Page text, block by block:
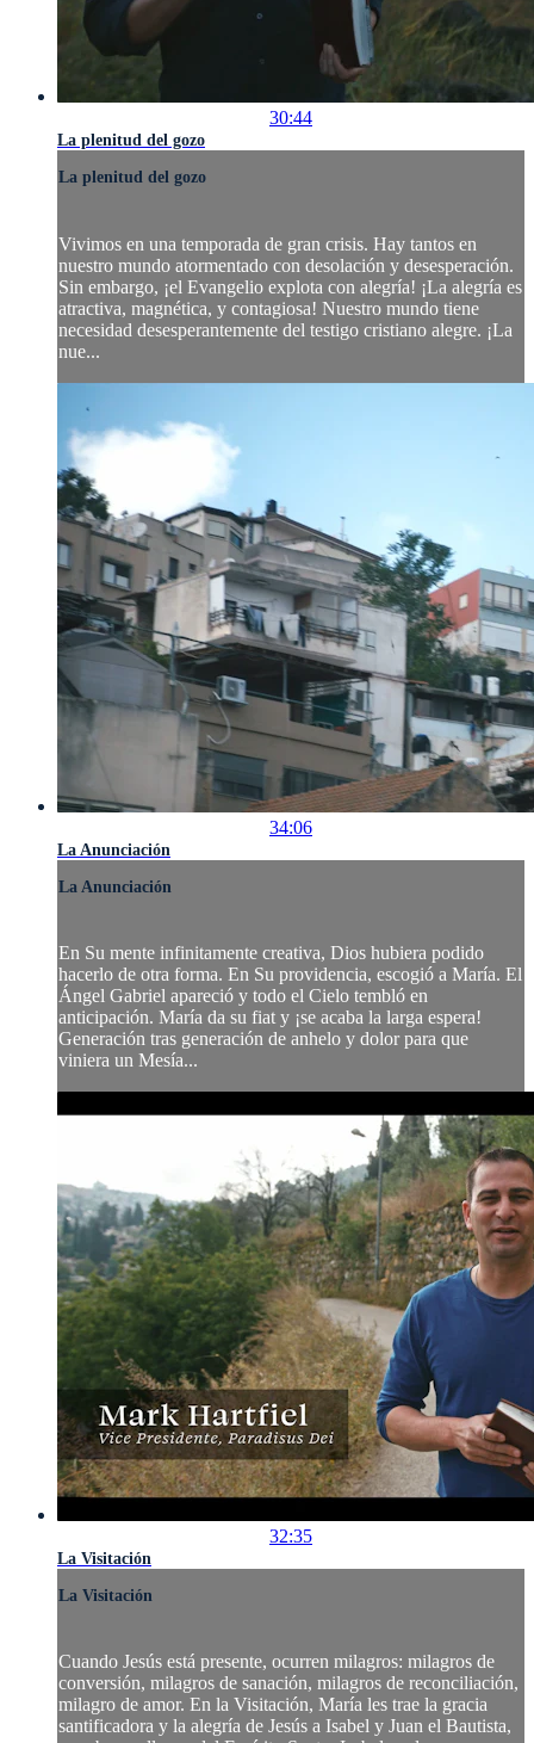
30:44
La plenitud del gozo
La plenitud del gozo
Vivimos en una temporada de gran crisis. Hay tantos en
nuestro mundo atormentado con desolación y desesperación.
Sin embargo, ¡el Evangelio explota con alegría! ¡La alegría es
atractiva, magnética, y contagiosa! Nuestro mundo tiene
necesidad desesperantemente del testigo cristiano alegre. ¡La
nue...
34:06
La Anunciación
La Anunciación
En Su mente infinitamente creativa, Dios hubiera podido
hacerlo de otra forma. En Su providencia, escogió a María. El
Ángel Gabriel apareció y todo el Cielo tembló en
anticipación. María da su fiat y ¡se acaba la larga espera!
Generación tras generación de anhelo y dolor para que
viniera un Mesía...
32:35
La Visitación
La Visitación
Cuando Jesús está presente, ocurren milagros: milagros de
conversión, milagros de sanación, milagros de reconciliación,
milagro de amor. En la Visitación, María les trae la gracia
santificadora y la alegría de Jesús a Isabel y Juan el Bautista,